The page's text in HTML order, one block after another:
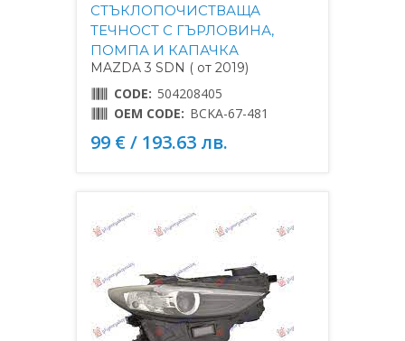
СТЪКЛОПОЧИСТВАЩА
ТЕЧНОСТ С ГЪРЛОВИНА,
ПОМПА И КАПАЧКА
MAZDA 3 SDN ( от 2019)
CODE: 504208405
OEM CODE: BCKA-67-481
99 € / 193.63 лв.